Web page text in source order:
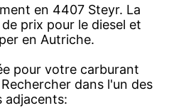
en 4407 Steyr. La
prix pour le diesel et
en Autriche.
pour votre carburant
dans l'un des
adjacents: